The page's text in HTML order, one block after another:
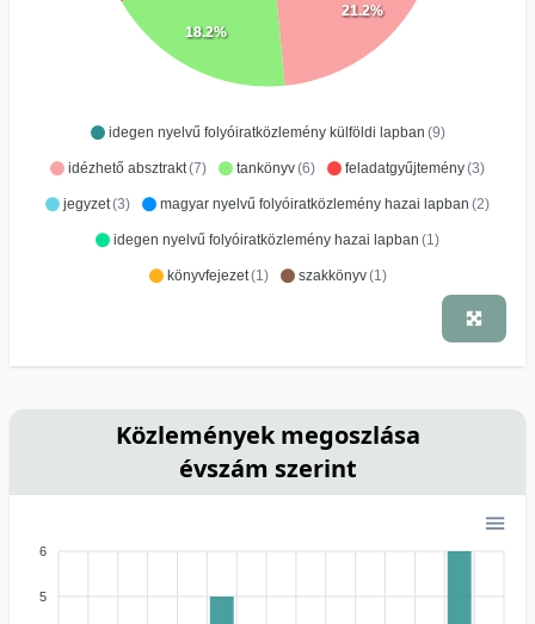
idegen nyelvű folyóiratközlemény külföldi lapban (9)
idézhető absztrakt(7) tankönyv(6) feladatgyűjtemény(3)
jegyzet(3) magyar nyelvű folyóiratközlemény hazai lapban (2)
idegen nyelvű folyóiratközlemény hazai lapban (1)
könyvfejezet(1) szakkönyv(1)
21.2%
18.2%
Közlemények megoszlása
évszám szerint
6
5